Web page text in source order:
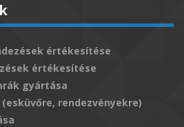
értékesítése
értékesítése
gyártása
rendezvényekre)